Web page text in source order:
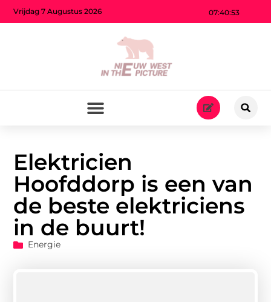
07:40:54
Vrijdag 7 Augustus 2026
Elektricien
Hoofddorp is een van
de beste elektriciens
in de buurt!
Energie